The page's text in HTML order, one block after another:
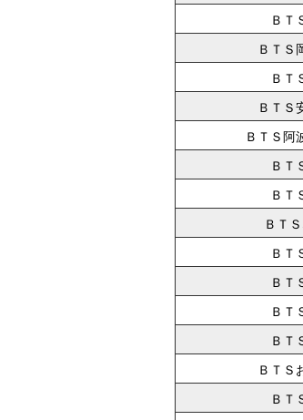
ＢＴ
ＢＴＳ
ＢＴ
ＢＴＳ
ＢＴＳ阿
ＢＴ
ＢＴ
ＢＴ
ＢＴ
ＢＴ
ＢＴ
ＢＴ
ＢＴＳ
ＢＴ